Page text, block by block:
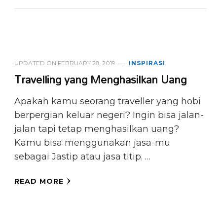
UPDATED ON FEBRUARY 28, 2019 INSPIRASI
Travelling yang Menghasilkan Uang
Apakah kamu seorang traveller yang hobi
berpergian keluar negeri? Ingin bisa jalan-
jalan tapi tetap menghasilkan uang?
Kamu bisa menggunakan jasa-mu
sebagai Jastip atau jasa titip. …
READ MORE